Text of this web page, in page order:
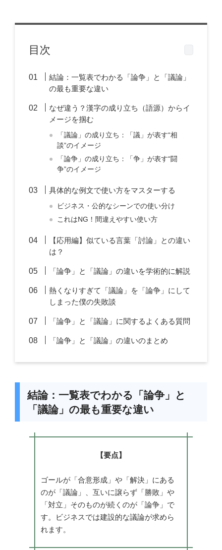
目次
結論：一覧表でわかる「論争」と「議論」
の最も重要な違い
なぜ違う？漢字の成り立ち（語源）からイ
メージを掴む
「議論」の成り立ち：「議」が表す“相
談”のイメージ
「論争」の成り立ち：「争」が表す“闘
争”のイメージ
具体的な例文で使い方をマスターする
ビジネス・公的なシーンでの使い分け
これはNG！間違えやすい使い方
【応用編】似ている言葉「討論」との違い
は？
「論争」と「議論」の違いを学術的に解説
熱くなりすぎて「議論」を「論争」にして
しまった僕の失敗談
「論争」と「議論」に関するよくある質問
「論争」と「議論」の違いのまとめ
結論：一覧表でわかる「論争」と
「議論」の最も重要な違い
【要点】
ゴールが「合意形成」や「解決」にある
のが「議論」、互いに譲らず「勝敗」や
「対立」そのものが続くのが「論争」で
す。ビジネスでは建設的な議論が求めら
れます。